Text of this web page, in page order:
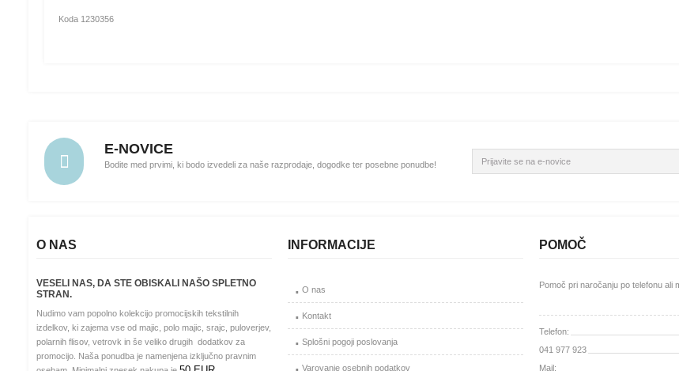
Koda 1230356
E-NOVICE
Bodite med prvimi, ki bodo izvedeli za naše razprodaje, dogodke ter posebne ponudbe!
O NAS
VESELI NAS, DA STE OBISKALI NAŠO SPLETNO
STRAN.
Nudimo vam popolno kolekcijo promocijskih tekstilnih
izdelkov, ki zajema vse od majic, polo majic, srajc, puloverjev,
polarnih flisov, vetrovk in še veliko drugih dodatkov za
promocijo. Naša ponudba je namenjena izključno pravnim
INFORMACIJE
O nas
Kontakt
Splošni pogoji poslovanja
Varovanje osebnih podatkov
POMOČ
Pomoč pri naročanju po
Telefon:
041 977 923
Mail: